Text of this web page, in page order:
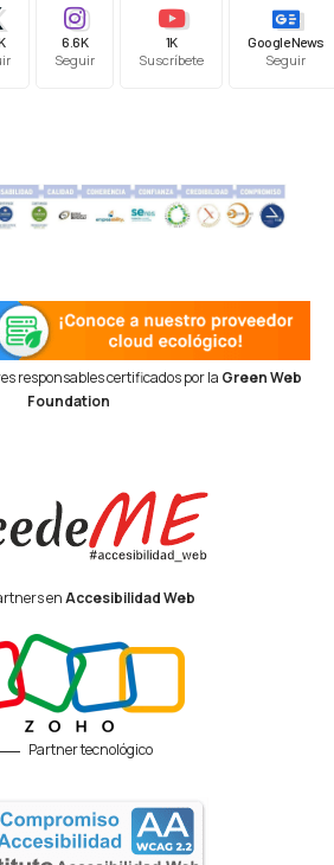
6.6K
Seguir
1K
Suscríbete
Google News
Seguir
responsables certificados por la Green Web
Foundation
enAccesibilidad Web
Partner tecnológico